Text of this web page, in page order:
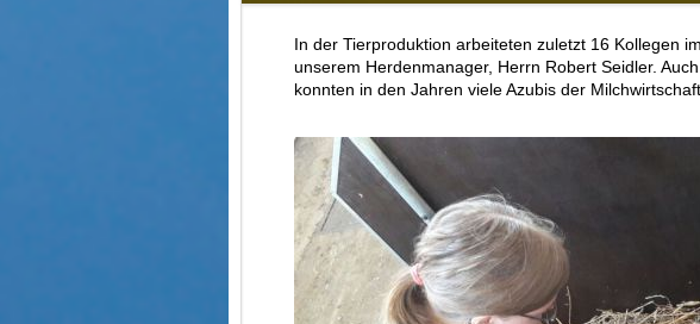
In der Tierproduktion arbeiteten zuletzt 16 Kollegen
unserem Herdenmanager, Herrn Robert Seidler.
konnten in den Jahren viele Azubis der